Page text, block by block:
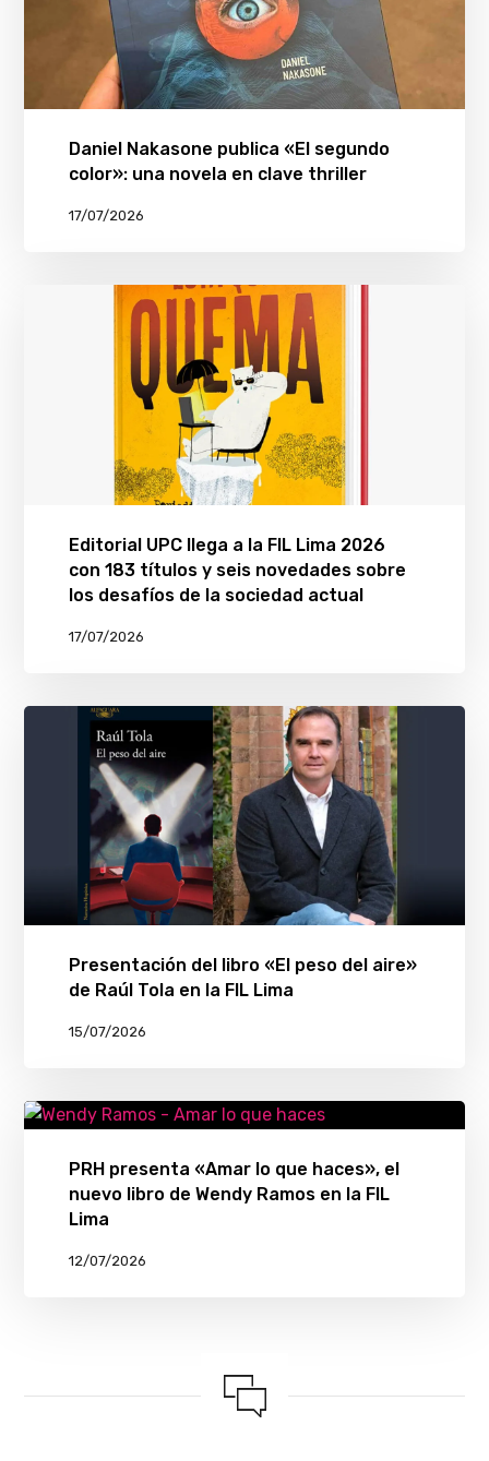
Daniel Nakasone publica «El segundo
color»: una novela en clave thriller
17/07/2026
Editorial UPC llega a la FIL Lima 2026
con 183 títulos y seis novedades sobre
los desafíos de la sociedad actual
17/07/2026
Presentación del libro «El peso del aire»
de Raúl Tola en la FIL Lima
15/07/2026
PRH presenta «Amar lo que haces», el
nuevo libro de Wendy Ramos en la FIL
Lima
12/07/2026